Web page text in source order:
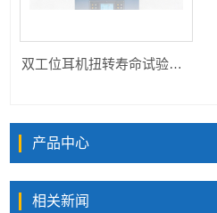
双工位耳机扭转寿命试验机HK-NZ4-360
产品中心
相关新闻